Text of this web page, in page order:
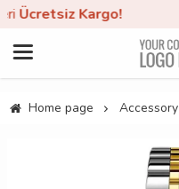
Home page Accessory